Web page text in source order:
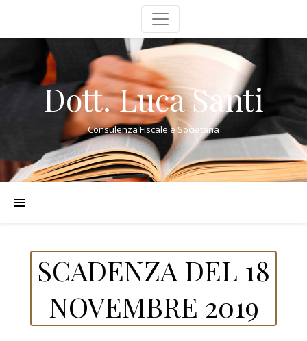
Dott. Luca Santi
Consulenza Fiscale e Societaria
SCADENZA DEL 18
NOVEMBRE 2019